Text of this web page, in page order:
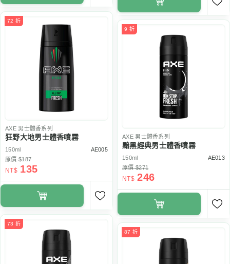
72 折
AXE男士體香系列
狂野大地男士體香噴霧
150ml
AE005
原價 $187
NT$ 135
9 折
AXE男士體香系列
黯黑經典男士體香噴霧
150ml
AE013
原價 $271
NT$ 246
73 折
87 折